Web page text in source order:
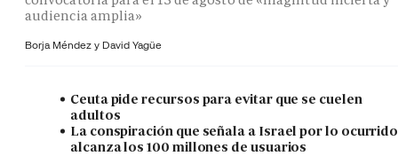
audiencia amplia»
Borja Méndez y David Yagüe
Ceuta pide recursos para evitar que se cuelen
adultos
La conspiración que señala a Israel por lo ocurrido
alcanza los 100 millones de usuarios